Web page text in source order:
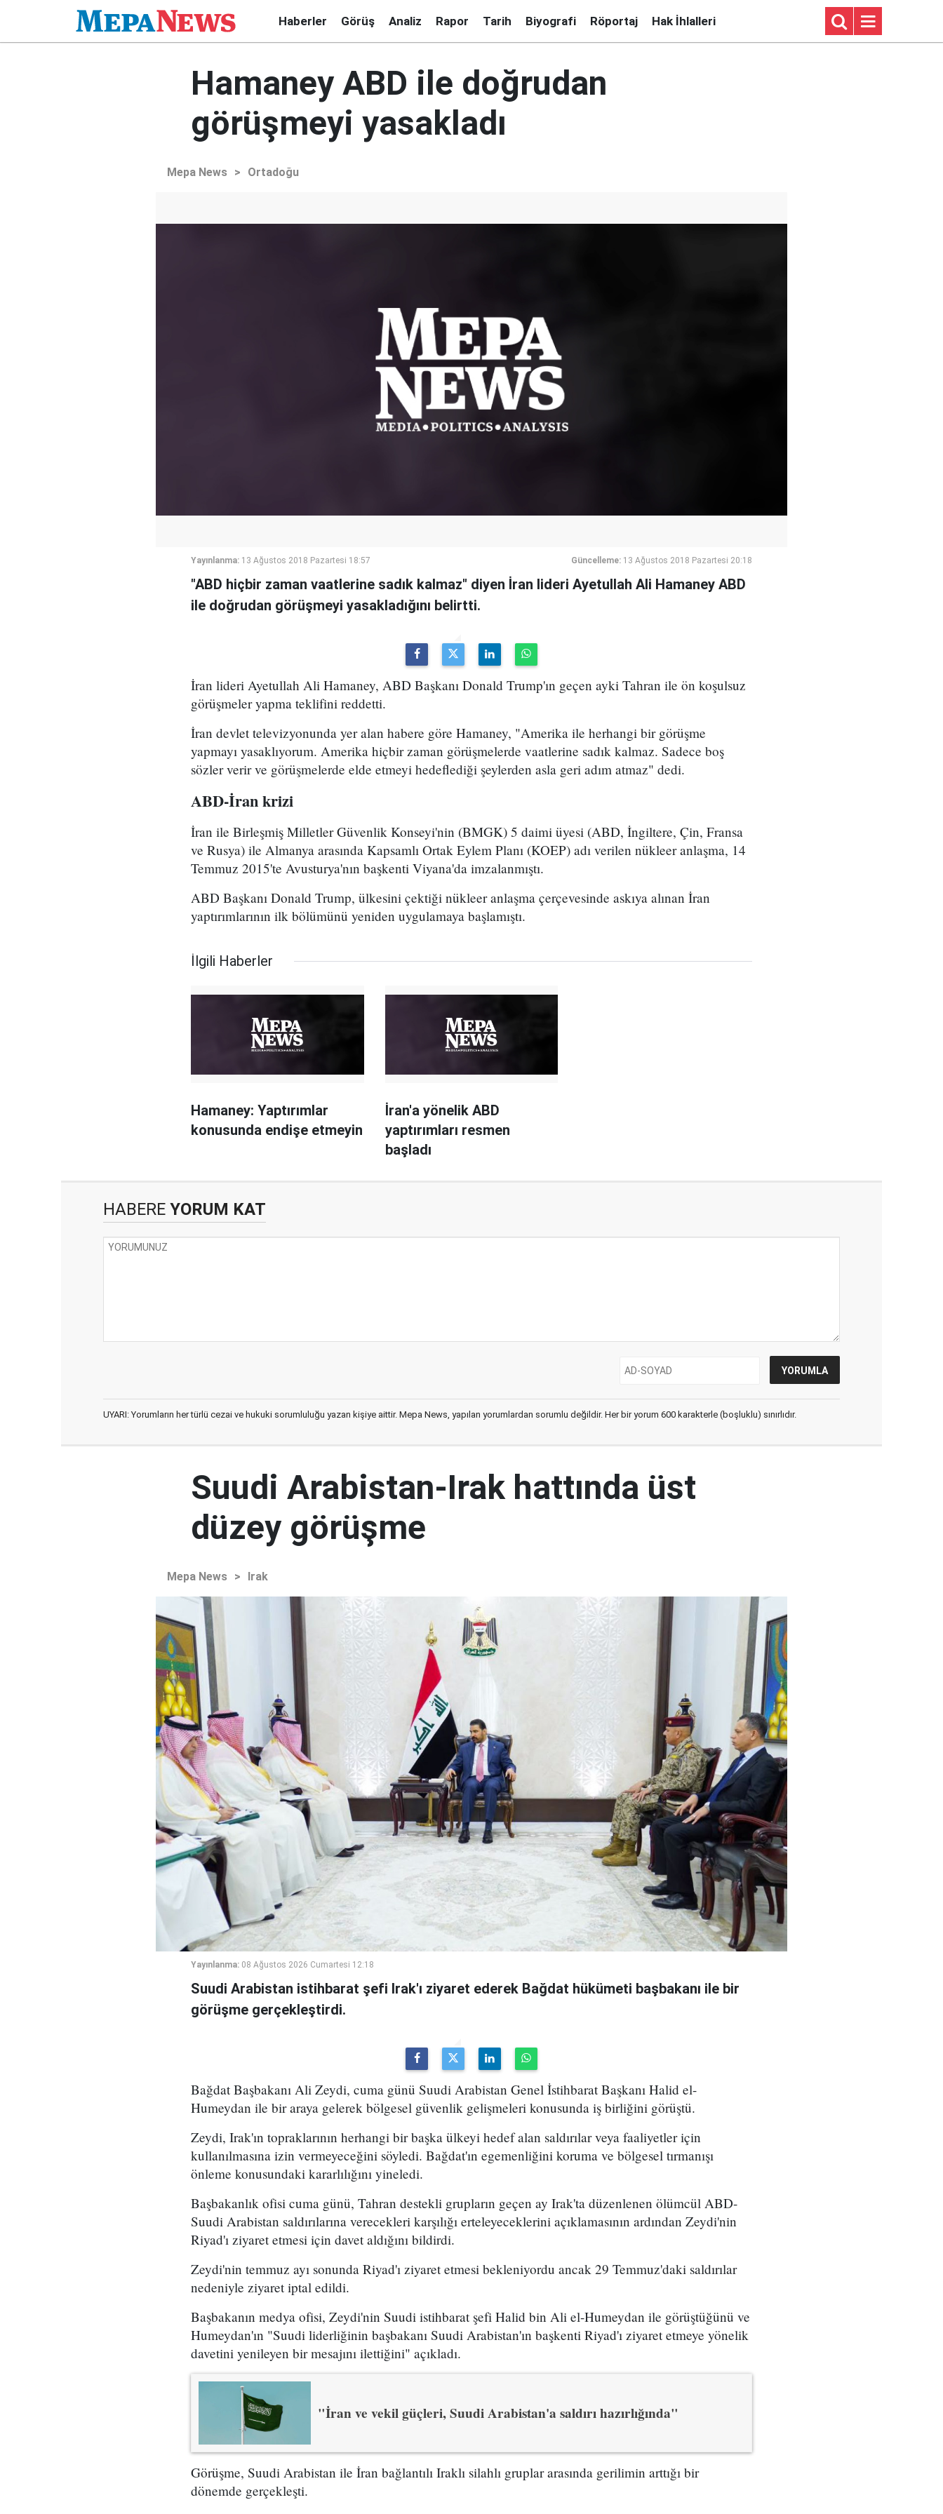
Haberler Görüş Analiz Rapor Tarih Biyografi Röportaj Hak İhlalleri
Hamaney ABD ile doğrudan
görüşmeyi yasakladı
Mepa News > Ortadoğu
Yayınlanma: 13 Ağustos 2018 Pazartesi 18:57 Güncelleme: 13 Ağustos 2018 Pazartesi 20:18
"ABD hiçbir zaman vaatlerine sadık kalmaz" diyen İran lideri Ayetullah Ali Hamaney ABD
ile doğrudan görüşmeyi yasakladığını belirtti.
İran lideri Ayetullah Ali Hamaney, ABD Başkanı Donald Trump'ın geçen ayki Tahran ile ön koşulsuz
görüşmeler yapma teklifini reddetti.
İran devlet televizyonunda yer alan habere göre Hamaney, "Amerika ile herhangi bir görüşme
yapmayı yasaklıyorum. Amerika hiçbir zaman görüşmelerde vaatlerine sadık kalmaz. Sadece boş
sözler verir ve görüşmelerde elde etmeyi hedeflediği şeylerden asla geri adım atmaz" dedi.
ABD-İran krizi
İran ile Birleşmiş Milletler Güvenlik Konseyi'nin (BMGK) 5 daimi üyesi (ABD, İngiltere, Çin, Fransa
ve Rusya) ile Almanya arasında Kapsamlı Ortak Eylem Planı (KOEP) adı verilen nükleer anlaşma, 14
Temmuz 2015'te Avusturya'nın başkenti Viyana'da imzalanmıştı.
ABD Başkanı Donald Trump, ülkesini çektiği nükleer anlaşma çerçevesinde askıya alınan İran
yaptırımlarının ilk bölümünü yeniden uygulamaya başlamıştı.
İlgili Haberler
Hamaney: Yaptırımlar
konusunda endişe etmeyin
İran'a yönelik ABD
yaptırımları resmen
başladı
HABERE YORUM KAT
UYARI: Yorumların her türlü cezai ve hukuki sorumluluğu yazan kişiye aittir. Mepa News, yapılan yorumlardan sorumlu değildir. Her bir yorum 600 karakterle (boşluklu) sınırlıdır.
Suudi Arabistan-Irak hattında üst
düzey görüşme
Mepa News > Irak
Yayınlanma: 08 Ağustos 2026 Cumartesi 12:18
Suudi Arabistan istihbarat şefi Irak'ı ziyaret ederek Bağdat hükümeti başbakanı ile bir
görüşme gerçekleştirdi.
Bağdat Başbakanı Ali Zeydi, cuma günü Suudi Arabistan Genel İstihbarat Başkanı Halid el-
Humeydan ile bir araya gelerek bölgesel güvenlik gelişmeleri konusunda iş birliğini görüştü.
Zeydi, Irak'ın topraklarının herhangi bir başka ülkeyi hedef alan saldırılar veya faaliyetler için
kullanılmasına izin vermeyeceğini söyledi. Bağdat'ın egemenliğini koruma ve bölgesel tırmanışı
önleme konusundaki kararlılığını yineledi.
Başbakanlık ofisi cuma günü, Tahran destekli grupların geçen ay Irak'ta düzenlenen ölümcül ABD-
Suudi Arabistan saldırılarına verecekleri karşılığı erteleyeceklerini açıklamasının ardından Zeydi'nin
Riyad'ı ziyaret etmesi için davet aldığını bildirdi.
Zeydi'nin temmuz ayı sonunda Riyad'ı ziyaret etmesi bekleniyordu ancak 29 Temmuz'daki saldırılar
nedeniyle ziyaret iptal edildi.
Başbakanın medya ofisi, Zeydi'nin Suudi istihbarat şefi Halid bin Ali el-Humeydan ile görüştüğünü ve
Humeydan'ın "Suudi liderliğinin başbakanı Suudi Arabistan'ın başkenti Riyad'ı ziyaret etmeye yönelik
davetini yenileyen bir mesajını ilettiğini" açıkladı.
"İran ve vekil güçleri, Suudi Arabistan'a saldırı hazırlığında"
Görüşme, Suudi Arabistan ile İran bağlantılı Iraklı silahlı gruplar arasında gerilimin arttığı bir
dönemde gerçekleşti.